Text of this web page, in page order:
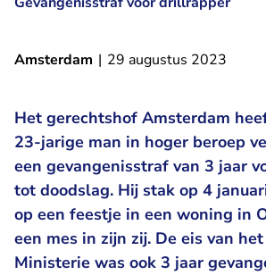
Amsterdam | 29 augustus 2023
Het gerechtshof Amsterdam
23-jarige man in hoger beroep
een gevangenisstraf van 3 jaar
tot doodslag. Hij stak op 4
op een feestje in een woning in
een mes in zijn zij. De eis van
Ministerie was ook 3 jaar